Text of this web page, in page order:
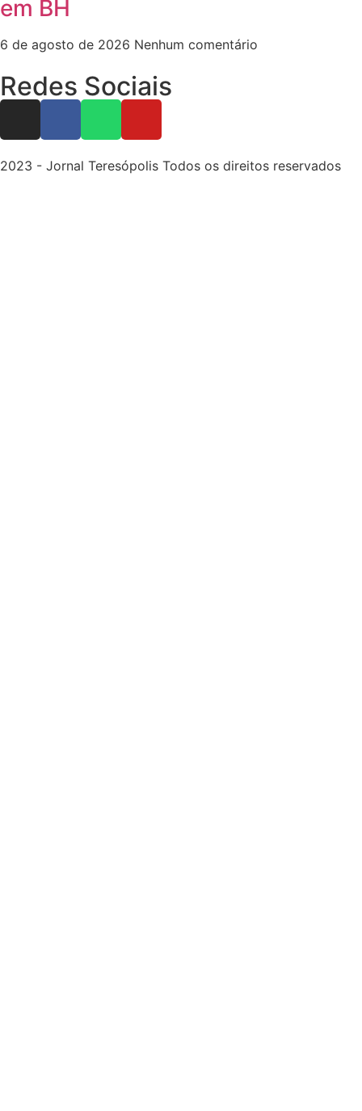
em BH
6 de agosto de 2026 Nenhum comentário
Redes Sociais
2023 - Jornal Teresópolis Todos os direitos reservados